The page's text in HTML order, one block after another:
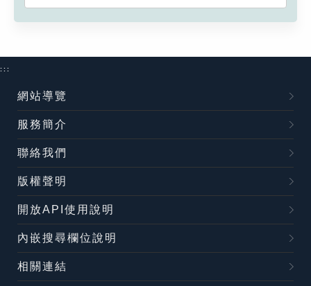
:::
網站導覽
服務簡介
聯絡我們
版權聲明
開放API使用說明
內嵌搜尋欄位說明
相關連結